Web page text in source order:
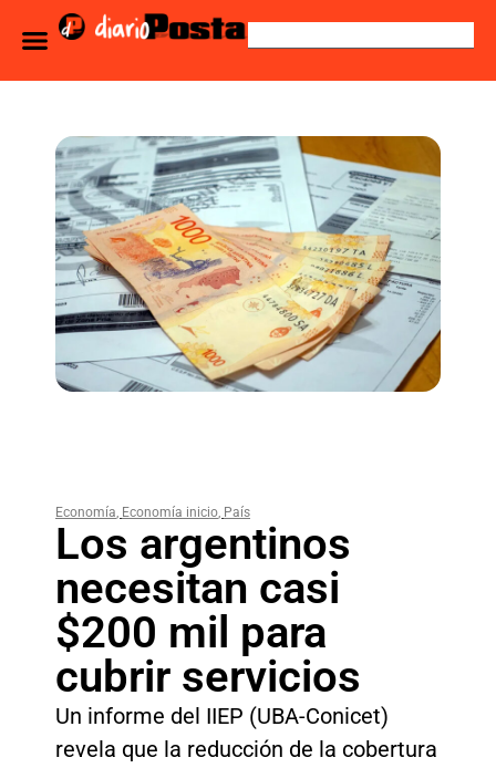
Economía, Economía inicio, País
Los argentinos
necesitan casi
$200 mil para
cubrir servicios
Un informe del IIEP (UBA-Conicet)
revela que la reducción de la cobertura